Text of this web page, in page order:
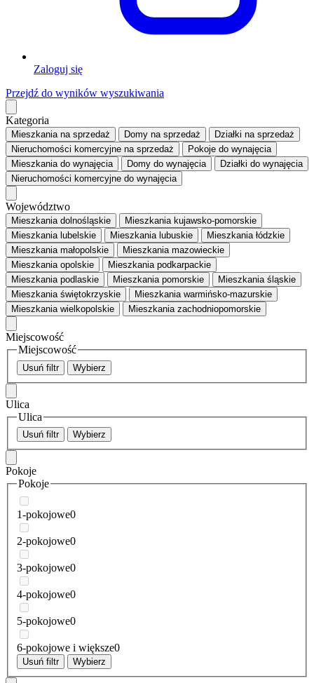
Zaloguj się
Przejdź do wyników wyszukiwania
Kategoria
Mieszkaniana sprzedaż Domy na sprzedaż Działki na sprzedaż
Nieruchomości komercyjne na sprzedaż Pokoje do wynajęcia
Mieszkaniado wynajęcia Domy do wynajęcia Działki do wynajęcia
Nieruchomości komercyjne do wynajęcia
Województwo
Mieszkania dolnośląskie
Mieszkania kujawsko-pomorskie
Mieszkania lubelskie
Mieszkania lubuskie
Mieszkania łódzkie
Mieszkania małopolskie
Mieszkania mazowieckie
Mieszkania opolskie
Mieszkania podkarpackie
Mieszkania podlaskie
Mieszkania pomorskie
Mieszkania śląskie
Mieszkania świętokrzyskie
Mieszkania warmińsko-mazurskie
Mieszkania wielkopolskie
Mieszkania zachodniopomorskie
Miejscowość
Miejscowość
Usuń filtr Wybierz
Ulica
Ulica
Usuń filtr Wybierz
Pokoje
Pokoje
1-pokojowe0
2-pokojowe0
3-pokojowe0
4-pokojowe0
5-pokojowe0
6-pokojowe i większe0
Usuń filtr Wybierz